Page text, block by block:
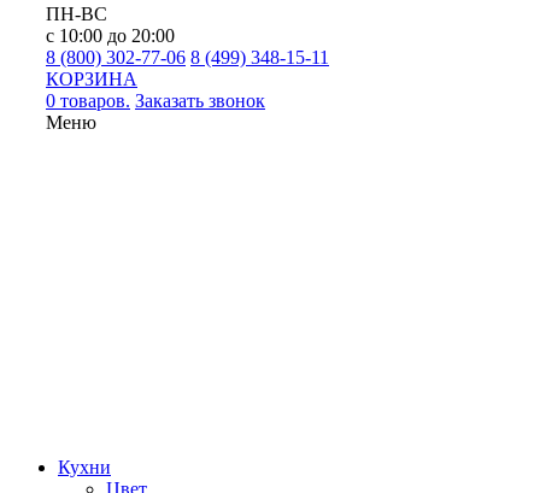
ПН-ВС
с 10:00 до 20:00
8 (800) 302-77-06 8 (499) 348-15-11
КОРЗИНА
0 товаров. Заказать звонок
Меню
Кухни
Цвет